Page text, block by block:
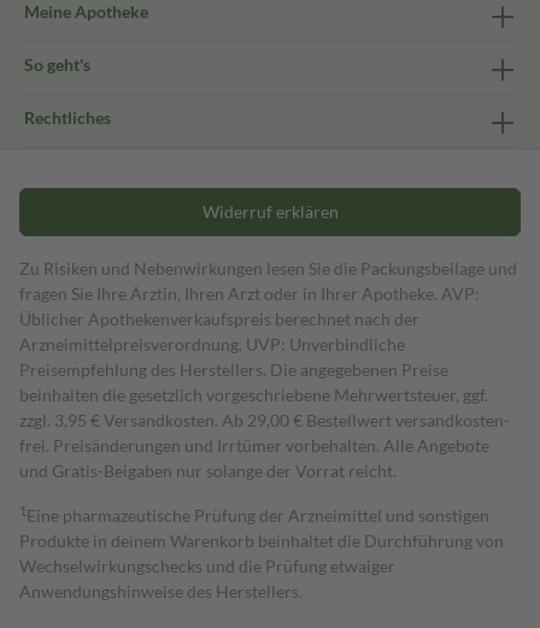
Meine Apotheke
So geht's
Rechtliches
Widerruf erklären
Zu Risiken und Nebenwirkungen lesen Sie die Packungsbeilage und
fragen Sie Ihre Ärztin, Ihren Arzt oder in Ihrer Apotheke. AVP:
Üblicher Apothekenverkaufspreis berechnet nach der
Arzneimittelpreisverordnung. UVP: Unverbindliche
Preisempfehlung des Herstellers. Die angegebenen Preise
beinhalten die gesetzlich vorgeschriebene Mehrwertsteuer, ggf.
zzgl. 3,95 € Versandkosten. Ab 29,00 € Bestell­wert versand­kosten­
frei. Preisänderungen und Irrtümer vorbehalten. Alle Angebote
und Gratis-Beigaben nur solange der Vorrat reicht.
1 Eine pharmazeutische Prüfung der Arzneimittel und sonstigen
Produkte in deinem Warenkorb beinhaltet die Durchführung von
Wechselwirkungschecks und die Prüfung etwaiger
Anwendungshinweise des Herstellers.